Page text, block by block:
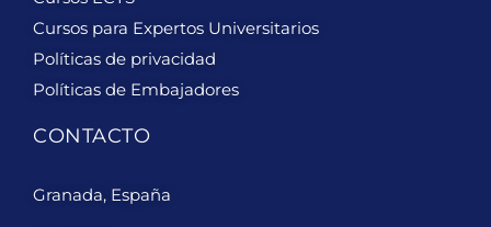
Cursos para Expertos Universitarios
Políticas de privacidad
Políticas de Embajadores
CONTACTO
Granada, España